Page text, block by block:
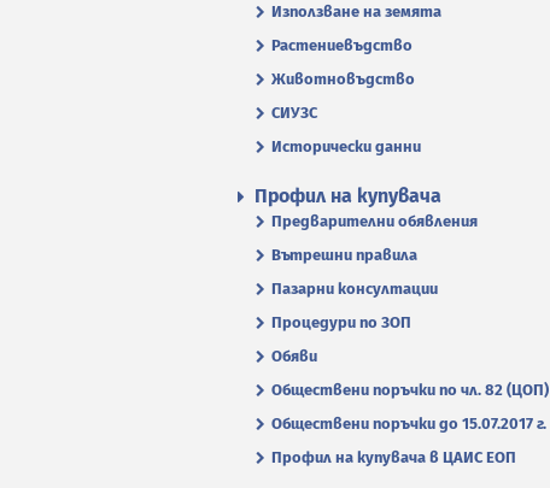
Използване на земята
Растениевъдство
Животновъдство
СИУЗС
Исторически данни
Профил на купувача
Предварителни обявления
Вътрешни правила
Пазарни консултации
Процедури по ЗОП
Обяви
Обществени поръчки по чл. 82 (ЦОП)
Обществени поръчки до 15.07.2017 г.
Профил на купувача в ЦАИС ЕОП